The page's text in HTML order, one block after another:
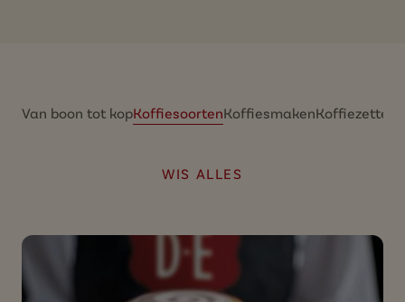
Van boon tot kopKoffiesoortenKoffiesmakenKoffiezetten
WIS ALLES